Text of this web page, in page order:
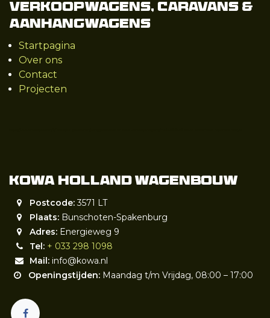
Verkoopwagens, Caravans &
Aanhangwagens
Startpagina
Over ons
Contact
Projecten
Kowa Holland wagenbouw
Postcode:3571 LT
Plaats: Bunschoten-Spakenburg
Adres: Energieweg 9
Tel: + 033 298 1098
Mail: info@kowa.nl
Openingstijden: Maandag t/m Vrijdag, 08:00 – 17:00